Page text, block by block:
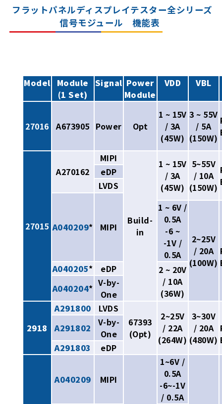
フラットパネルディスプレイテスター全シリーズ
信号モジュール 機能表
Model
Module
(1 Set)
Signal Power
Module
VDD VBL
27016 A673905 Power Opt
1 ~ 15V
/ 3A
(45W)
3 ~ 55V
/ 5A
(150W)
27015
A270162
MIPI
Build-
in
1 ~ 15V
/ 3A
(45W)
5~55V
/ 10A
(150W)
eDP
LVDS
A040209* MIPI
1 ~ 6V /
0.5A
-6 ~
-1V /
0.5A
2~25V
/ 20A
(100W)
A040205* eDP
2 ~ 20V
/ 10A
(36W)
A040204* V-by-
One
2918
A291800
LVDS
67393
(Opt)
2~25V
/ 22A
(264W)
3~30V
/ 20A
(480W)
A291802
V-by-
One
A291803
eDP
A040209 MIPI
1~6V /
0.5A
-6~-1V
/ 0.5A